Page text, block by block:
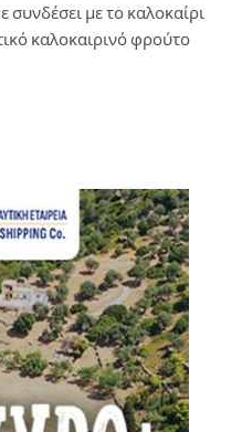
με το καλοκαίρι
καλοκαιρινό φρούτο